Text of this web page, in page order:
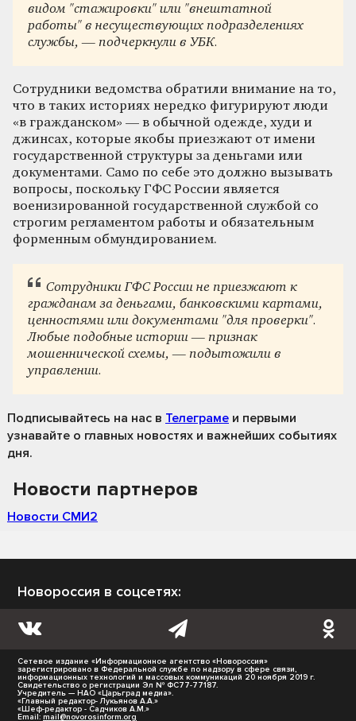
видом "стажировки" или "внештатной
работы" в несуществующих подразделениях
службы, — подчеркнули в УБК.
Сотрудники ведомства обратили внимание на то,
что в таких историях нередко фигурируют люди
«в гражданском» — в обычной одежде, худи и
джинсах, которые якобы приезжают от имени
государственной структуры за деньгами или
документами. Само по себе это должно вызывать
вопросы, поскольку ГФС России является
военизированной государственной службой со
строгим регламентом работы и обязательным
форменным обмундированием.
Сотрудники ГФС России не приезжают к
гражданам за деньгами, банковскими картами,
ценностями или документами "для проверки".
Любые подобные истории — признак
мошеннической схемы, — подытожили в
управлении.
Подписывайтесь на нас в Телеграме и первыми
узнавайте о главных новостях и важнейших событиях
дня.
Новости партнеров
Новости СМИ2
Новороссия в соцсетях:
Сетевое издание «Информационное агентство «Новороссия»
зарегистрировано в Федеральной службе по надзору в сфере связи,
информационных технологий и массовых коммуникаций 20 ноября 2019 г.
Свидетельство о регистрации Эл № ФС77-77187.
Учредитель — НАО «Царьград медиа».
«Главный редактор- Лукьянов А.А.»
«Шеф-редактор - Садчиков А.М.»
Email: mail@novorosinform.org